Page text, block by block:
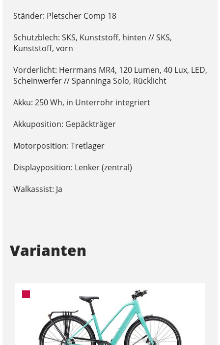
Ständer: Pletscher Comp 18
Schutzblech: SKS, Kunststoff, hinten // SKS,
Kunststoff, vorn
Vorderlicht: Herrmans MR4, 120 Lumen, 40 Lux, LED,
Scheinwerfer // Spanninga Solo, Rücklicht
Akku: 250 Wh, in Unterrohr integriert
Akkuposition: Gepäckträger
Motorposition: Tretlager
Displayposition: Lenker (zentral)
Walkassist: Ja
Varianten